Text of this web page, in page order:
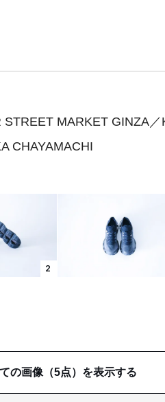
MARKET GINZA
CHAYAMACHI
2
の画像（5点）を表示する